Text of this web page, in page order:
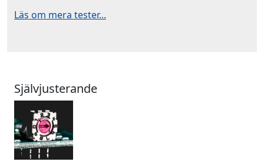
Läs om mera tester...
Självjusterande